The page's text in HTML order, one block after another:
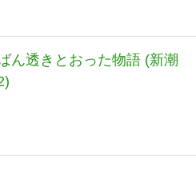
ん透きとおった物語 (新潮